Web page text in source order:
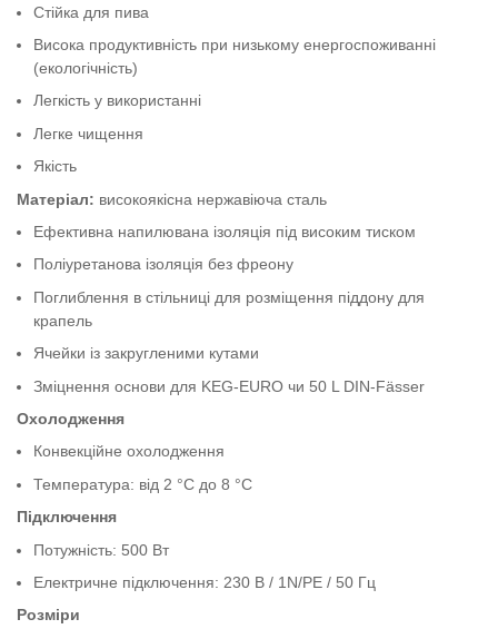
Стійка для пива
Висока продуктивність при низькому енергоспоживанні
(екологічність)
Легкість у використанні
Легке чищення
Якість
Матеріал: високоякісна нержавіюча сталь
Ефективна напилювана ізоляція під високим тиском
Поліуретанова ізоляція без фреону
Поглиблення в стільниці для розміщення піддону для
крапель
Ячейки із закругленими кутами
Зміцнення основи для KEG-EURO чи 50 L DIN-Fässer
Охолодження
Конвекційне охолодження
Температура: від 2 °C до 8 °C
Підключення
Потужність: 500 Вт
Електричне підключення: 230 В / 1N/PE / 50 Гц
Розміри